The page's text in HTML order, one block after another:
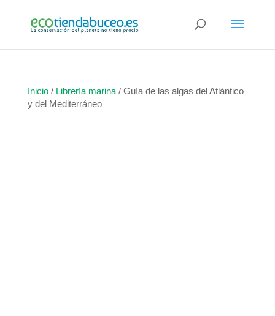
Inicio/ Librería marina/ Guía de las algas del Atlántico
y del Mediterráneo